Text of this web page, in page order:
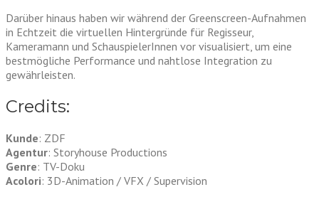
Darüber hinaus haben wir während der Greenscreen-Aufnahmen
in Echtzeit die virtuellen Hintergründe für Regisseur,
Kameramann und SchauspielerInnen vor visualisiert, um eine
bestmögliche Performance und nahtlose Integration zu
gewährleisten.
Credits:
Kunde: ZDF
Agentur: Storyhouse Productions
Genre: TV-Doku
Acolori: 3D-Animation / VFX / Supervision